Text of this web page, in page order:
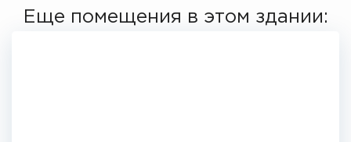
Еще помещения в этом здании: